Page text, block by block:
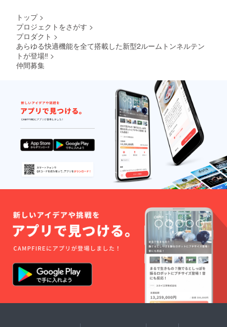
トップ >
プロジェクトをさがす >
プロダクト >
あらゆる快適機能を全て搭載した新型2ルームトンネルテン
トが登場‼ >
仲間募集